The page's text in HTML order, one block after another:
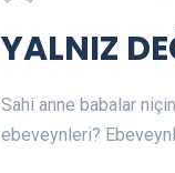
YALNIZ
Sahi anne babalar
ebeveynleri?